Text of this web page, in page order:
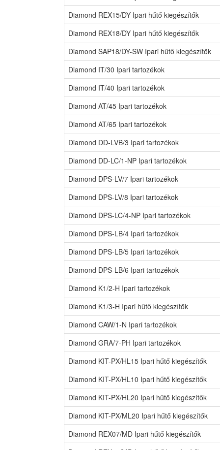
Diamond REX15/DY Ipari hűtő kiegészítők
Diamond REX18/DY Ipari hűtő kiegészítők
Diamond SAP18/DY-SW Ipari hűtő kiegészítők
Diamond IT/30 Ipari tartozékok
Diamond IT/40 Ipari tartozékok
Diamond AT/45 Ipari tartozékok
Diamond AT/65 Ipari tartozékok
Diamond DD-LVB/3 Ipari tartozékok
Diamond DD-LC/1-NP Ipari tartozékok
Diamond DPS-LV/7 Ipari tartozékok
Diamond DPS-LV/8 Ipari tartozékok
Diamond DPS-LC/4-NP Ipari tartozékok
Diamond DPS-LB/4 Ipari tartozékok
Diamond DPS-LB/5 Ipari tartozékok
Diamond DPS-LB/6 Ipari tartozékok
Diamond K1/2-H Ipari tartozékok
Diamond K1/3-H Ipari hűtő kiegészítők
Diamond CAW/1-N Ipari tartozékok
Diamond GRA/7-PH Ipari tartozékok
Diamond KIT-PX/HL15 Ipari hűtő kiegészítők
Diamond KIT-PX/HL10 Ipari hűtő kiegészítők
Diamond KIT-PX/HL20 Ipari hűtő kiegészítők
Diamond KIT-PX/ML20 Ipari hűtő kiegészítők
Diamond REX07/MD Ipari hűtő kiegészítők